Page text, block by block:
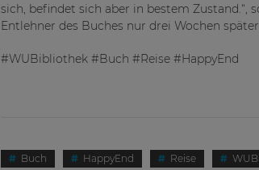
sich, befindet sich aber in bestem Zustand.“,
Entlehner des Buches nur drei Wochen
#WUBibliothek #Buch #Reise #HappyEnd
Buch HappyEnd Reise